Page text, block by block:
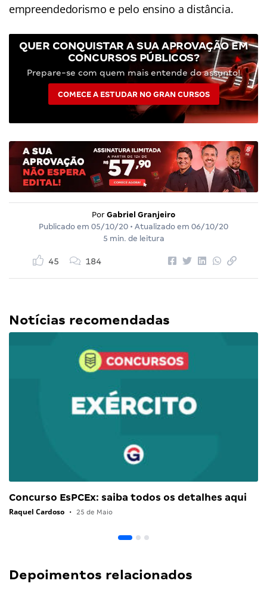
empreendedorismo e pelo ensino a distância.
QUER CONQUISTAR A SUA APROVAÇÃO EM
CONCURSOS PÚBLICOS?
Prepare-se com quem mais entende do assunto!
COMECE A ESTUDAR NO GRAN CURSOS
Por Gabriel Granjeiro
Publicado em 05/10/20 • Atualizado em 06/10/20
5 min. de leitura
45 184
Notícias recomendadas
Concurso EsPCEx: saiba todos os detalhes aqui
Raquel Cardoso • 25 de Maio
Depoimentos relacionados